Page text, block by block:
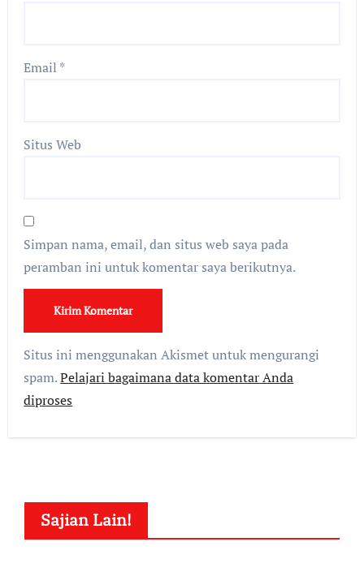
Email *
Situs Web
Simpan nama, email, dan situs web saya pada
peramban ini untuk komentar saya berikutnya.
Situs ini menggunakan Akismet untuk mengurangi
spam.Pelajari bagaimana data komentar Anda
diproses
Sajian Lain!